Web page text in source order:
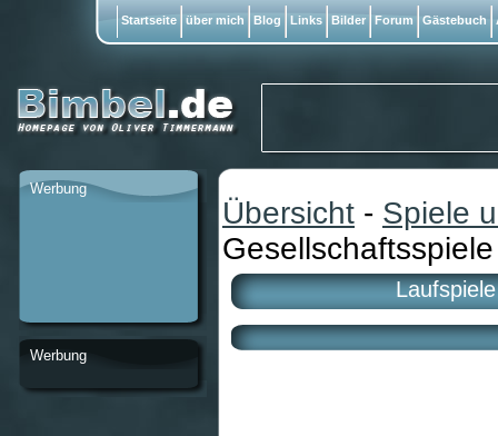
Übersicht - Spiele
Werbung
Werbung
Startseite über mich Blog Links Bilder Forum Gästebuch